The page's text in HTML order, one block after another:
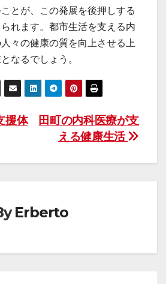
とが、この発展を後押しする
れます。都市生活を支える内
々の健康の質を向上させる上
なるでしょう。
田町の内科医療が支
える健康生活
援体
Erberto